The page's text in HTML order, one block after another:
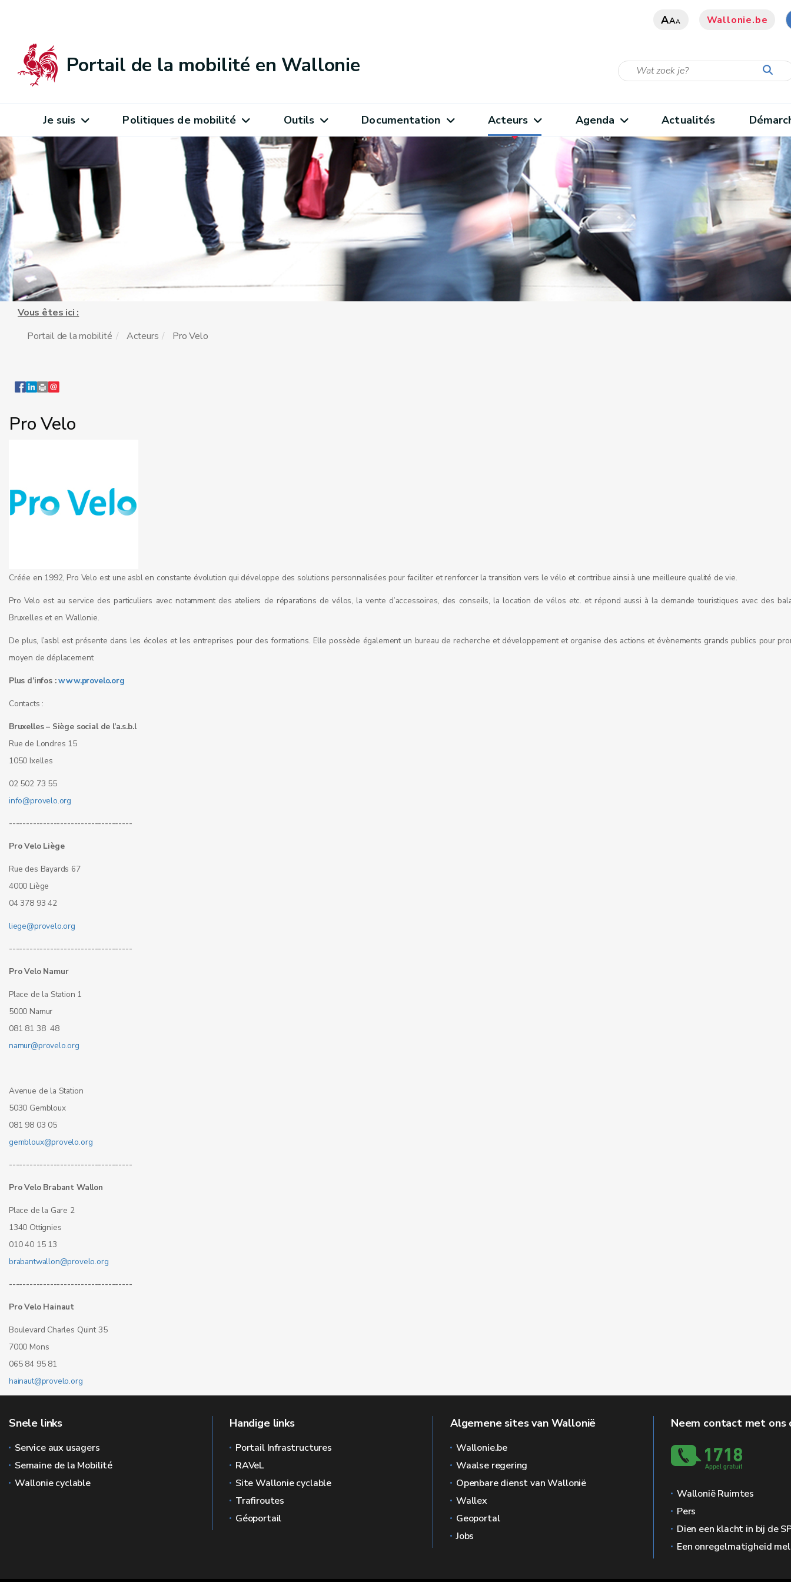
AAA Wallonie.be
Portail de la mobilité en Wallonie
Je suis Politiques de mobilité Outils Documentation Acteurs Agenda Actualités
Vous êtes ici :
Portail de la mobilité
Acteurs Pro Velo
Pro Velo
Créée en 1992, Pro Velo est une asbl en constante évolution qui développe des solutions personnalisées pour faciliter et renforcer la transition vers le vélo et contribue ainsi à une meilleure qualité de vie.
Pro Velo est au service des particuliers avec notamment des ateliers de réparations de vélos, la vente d’accessoires, des conseils, la location de vélos etc. et répond aussi à la demande touristiques avec des
Bruxelles et en Wallonie.
De plus, l’asbl est présente dans les écoles et les entreprises pour des formations. Elle possède également un bureau de recherche et développement et organise des actions et évènements grands publics pour
moyen de déplacement.
Plus d’infos :www.provelo.org
Contacts :
Bruxelles – Siège social de l’a.s.b.l
Rue de Londres 15
1050 Ixelles
02 502 73 55
info@provelo.org
------------------------------------
Pro Velo Liège
Rue des Bayards 67
4000 Liège
04 378 93 42
liege@provelo.org
------------------------------------
Pro Velo Namur
Place de la Station 1
5000 Namur
081 81 38 48
namur@provelo.org
Avenue de la Station
5030 Gembloux
081 98 03 05
gembloux@provelo.org
------------------------------------
Pro Velo Brabant Wallon
Place de la Gare 2
1340 Ottignies
010 40 15 13
brabantwallon@provelo.org
------------------------------------
Pro Velo Hainaut
Boulevard Charles Quint 35
7000 Mons
065 84 95 81
hainaut@provelo.org
Snele links
Service aux usagers
Semaine de la Mobilité
Wallonie cyclable
Handige links
Portail Infrastructures
RAVeL
Site Wallonie cyclable
Trafiroutes
Géoportail
Algemene sites van Wallonië
Wallonie.be
Waalse regering
Openbare dienst van Wallonië
Wallex
Geoportal
Jobs
Neem contact met ons
Wallonië Ruimtes
Pers
Dien een klacht in bij de
Een onregelmatigheid